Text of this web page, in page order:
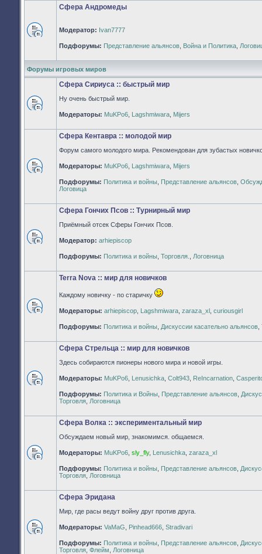
непрочитанных
Сфера Андромеды
Модератор: Ivan7777
Подфорумы: Представление альянсов Война и Политика
Форумы игровых миров
Нет
непрочитанных
Сфера Сириуса :: быстрый мир
Ну очень быстрый мир.
Модераторы: MuKPo6 Lagshmiwara Mijers
непрочитанных
сообщений
Сфера Кентавра :: молодой мир
Форум самого молодого мира. Рекомендован для зубастых
Модераторы: MuKPo6 Lagshmiwara Mijers
Подфорумы: Политика и войны Представление альянсов
Логовица
непрочитанных
сообщений
Сфера Гончих Псов :: Турнирный мир
Приёмный отсек Сферы Гончих Псов.
Модератор: arhiepiscop
Подфорумы: Политика и войны Торговля. Логовница
сообщений
Terra Nova :: мир для новичков
Каждому новичку - по старичку
Модераторы: arhiepiscop Lagshmiwara zaraza_xl curiousgirl
Подфорумы: Политика и войны Дискуссии касательно альянсов
непрочитанных
сообщений
Сфера Стрельца :: мир для новичков
Здесь собираются пионеры нового мира и новой игры.
Модераторы: MuKPo6 Lenusichka Colt943 ReIncarnation
Подфорумы: Политика и Войны Представление альянсов
Торговля Логовница
непрочитанных
сообщений
Сфера Волка :: экспериментальный мир
Обсуждаем новый мир, знакомимся. общаемся.
Модераторы: MuKPo6 sly_fly, Lenusichka zaraza_xl
Подфорумы: Политика и войны Представление альянсов
Торговля Логовница
непрочитанных
сообщений
Сфера Эридана
Мир, где расы ведут войну друг против друга.
Модераторы: VaMaG Pinhead666 Stradivari
Подфорумы: Политика и войны Представление альянсов
Торговля Флейм Логовница